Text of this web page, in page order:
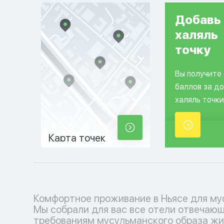
Карта точек
Добавь
халяль
точку
Вы получите
баллов за
халяль
Комфортное проживание в Ньясе для
Мы собрали для вас все отели
требованиям мусульманского образа
молельными залами. Забронируйте свой
место прямо сейчас на нашем удобном
наслаждайтесь проживанием в